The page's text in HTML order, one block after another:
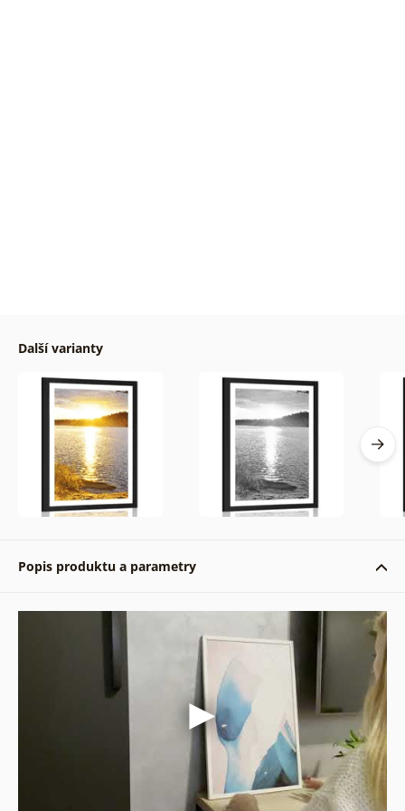
Další varianty
Popis produktu a parametry